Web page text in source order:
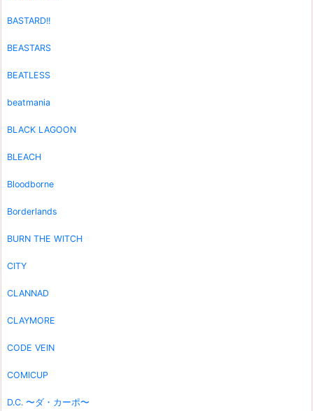
BASTARD!!
BEASTARS
BEATLESS
beatmania
BLACK LAGOON
BLEACH
Bloodborne
Borderlands
BURN THE WITCH
CITY
CLANNAD
CLAYMORE
CODE VEIN
COMICUP
D.C. 〜ダ・カーポ〜